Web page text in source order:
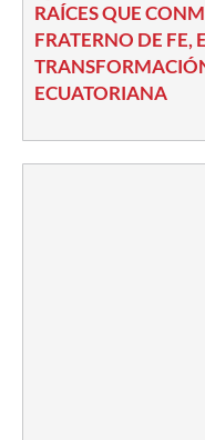
RAÍCES QUE
FRATERNO DE FE,
ECUATORIANA